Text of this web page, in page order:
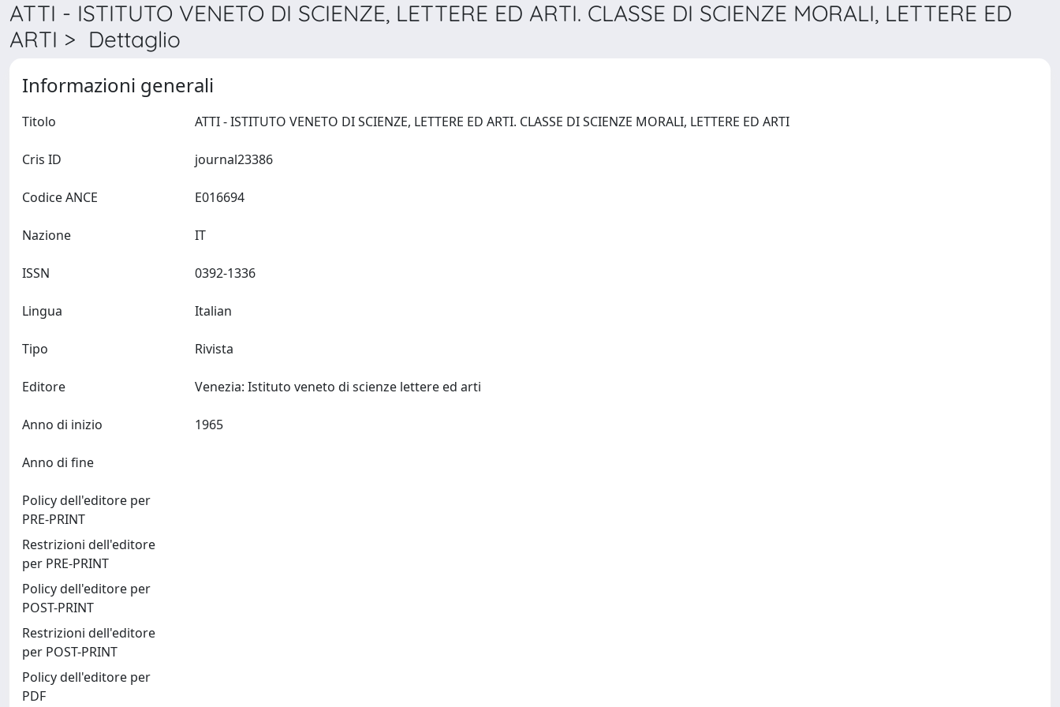
ATTI - ISTITUTO VENETO DI SCIENZE, LETTERE ED ARTI. CLASSE DI SCIENZE MORALI, LETTERE ED
ARTI > Dettaglio
Informazioni generali
Titolo
Cris ID
Codice ANCE
Nazione
ISSN
Lingua
Tipo Rivista
Editore
Anno di inizio
Anno di fine
Policy dell'editore per
PRE-PRINT
Restrizioni dell'editore
per PRE-PRINT
Policy dell'editore per
POST-PRINT
Restrizioni dell'editore
per POST-PRINT
Policy dell'editore per
PDF